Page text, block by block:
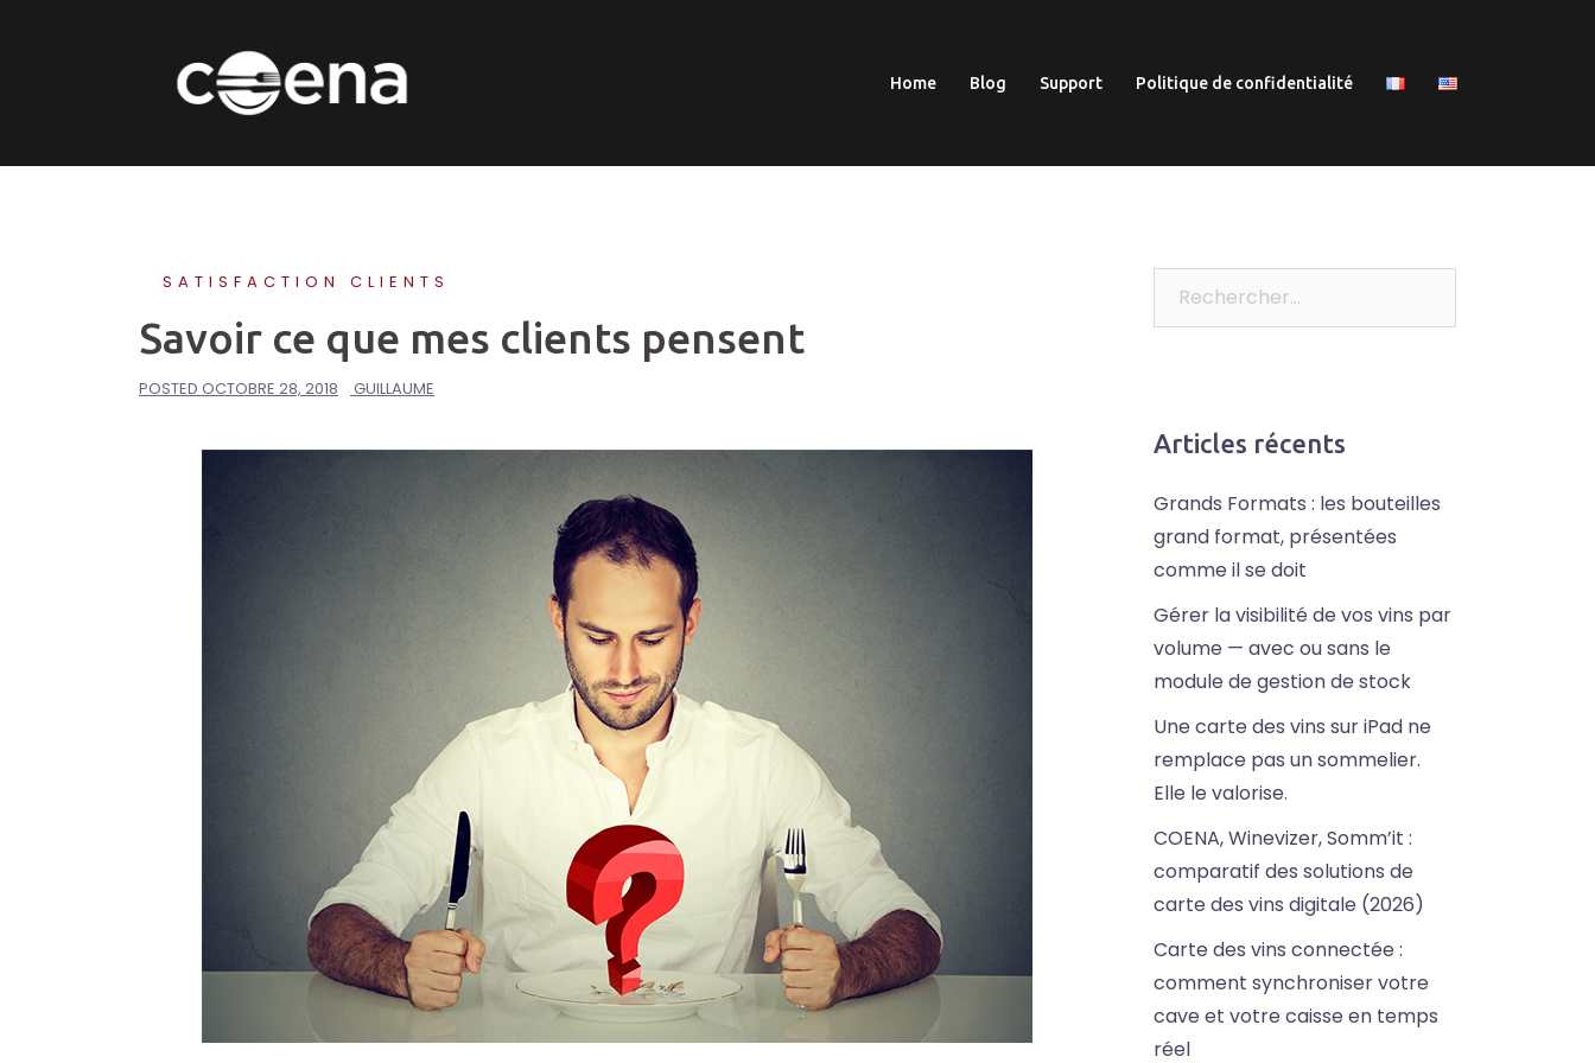
Home Blog Support Politique de confidentialité
SATISFACTION CLIENTS
Savoir ce que mes clients pensent
POSTED OCTOBRE 28, 2018 GUILLAUME
Rechercher :
Articles récents
Grands Formats : les bouteilles
grand format, présentées
comme il se doit
Gérer la visibilité de vos vins par
volume — avec ou sans le
module de gestion de stock
Une carte des vins sur iPad ne
remplace pas un sommelier.
Elle le valorise.
COENA, Winevizer, Somm’it :
comparatif des solutions de
carte des vins digitale (2026)
Carte des vins connectée :
comment synchroniser votre
cave et votre caisse en temps
réel